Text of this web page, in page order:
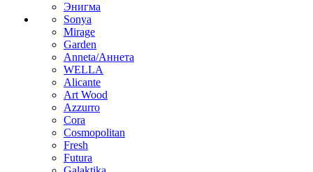
Энигма
Sonya
Mirage
Garden
Anneta/Аннета
WELLA
Alicante
Art Wood
Azzurro
Cora
Cosmopolitan
Fresh
Futura